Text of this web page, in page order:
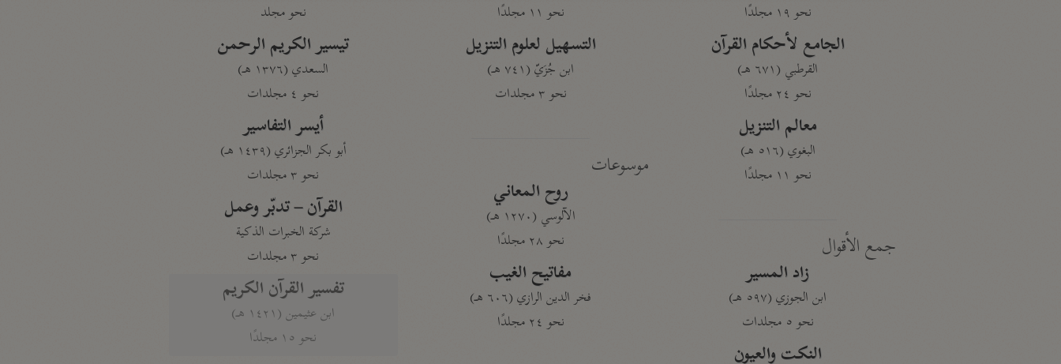
نحو ١٩ مجلدًا
الجامع لأحكام القرآن
القرطبي (٦٧١ هـ)
نحو ٢٤ مجلدًا
معالم التنزيل
البغوي (٥١٦ هـ)
نحو ١١ مجلدًا
جمع الأقوال
زاد المسير
ابن الجوزي (٥٩٧ هـ)
نحو ٥ مجلدات
النكت والعيون
نحو ١١ مجلدًا
التسهيل لعلوم التنزيل
ابن جُزَيّ (٧٤١ هـ)
نحو ٣ مجلدات
موسوعات
روح المعاني
الآلوسي (١٢٧٠ هـ)
نحو ٢٨ مجلدًا
مفاتيح الغيب
فخر الدين الرازي (٦٠٦ هـ)
نحو ٢٤ مجلدًا
نحو مجلد
تيسير الكريم الرحمن
السعدي (١٣٧٦ هـ)
نحو ٤ مجلدات
أيسر التفاسير
أبو بكر الجزائري (١٤٣٩ هـ)
نحو ٣ مجلدات
القرآن – تدبّر وعمل
شركة الخبرات الذكية
نحو ٣ مجلدات
تفسير القرآن الكريم
ابن عثيمين (١٤٢١ هـ)
نحو ١٥ مجلدًا